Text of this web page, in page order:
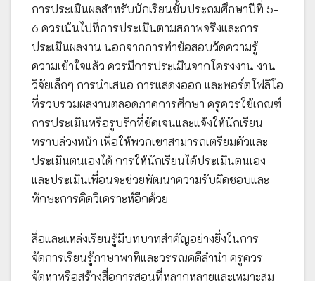
การประเมินผลสำหรับนักเรียนชั้นประถมศึกษาปีที่ 5-
6 ควรเน้นไปที่การประเมินตามสภาพจริงและการ
ประเมินผลงาน นอกจากการทำข้อสอบวัดความรู้
ความเข้าใจแล้ว ควรมีการประเมินจากโครงงาน งาน
วิจัยเล็กๆ การนำเสนอ การแสดงออก และพอร์ตโฟลิโอ
ที่รวบรวมผลงานตลอดภาคการศึกษา ครูควรใช้เกณฑ์
การประเมินหรือรูบริกที่ชัดเจนและแจ้งให้นักเรียน
ทราบล่วงหน้า เพื่อให้พวกเขาสามารถเตรียมตัวและ
ประเมินตนเองได้ การให้นักเรียนได้ประเมินตนเอง
และประเมินเพื่อนจะช่วยพัฒนาความรับผิดชอบและ
ทักษะการคิดวิเคราะห์อีกด้วย
สื่อและแหล่งเรียนรู้มีบทบาทสำคัญอย่างยิ่งในการ
จัดการเรียนรู้ภาษาพาทีและวรรณคดีลำนำ ครูควร
จัดหาหรือสร้างสื่อการสอนที่หลากหลายและเหมาะสม